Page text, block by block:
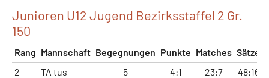
Junioren U12 Jugend Bezirksstaffel 2 Gr.
150
Rang Mannschaft Begegnungen Punkte Matches Sätze
2
TA tus
5 4:1 23:7 48:16